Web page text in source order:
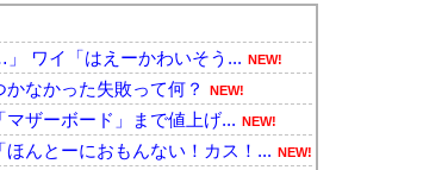
ワイ「はえーかわいそう... NEW!
なかった失敗って何？ NEW!
マザーボード」まで値上げ... NEW!
んとーにおもんない！カス！... NEW!